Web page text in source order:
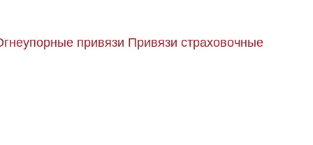
привязи Привязи страховочные